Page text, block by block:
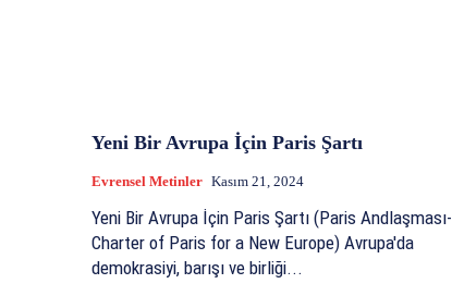
Yeni Bir Avrupa İçin Paris Şartı
Evrensel Metinler Kasım 21, 2024
Yeni Bir Avrupa İçin Paris Şartı (Paris Andlaşması-
Charter of Paris for a New Europe) Avrupa'da
demokrasiyi, barışı ve birliği...